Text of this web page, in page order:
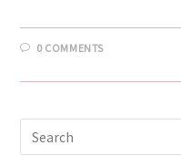
0 COMMENTS